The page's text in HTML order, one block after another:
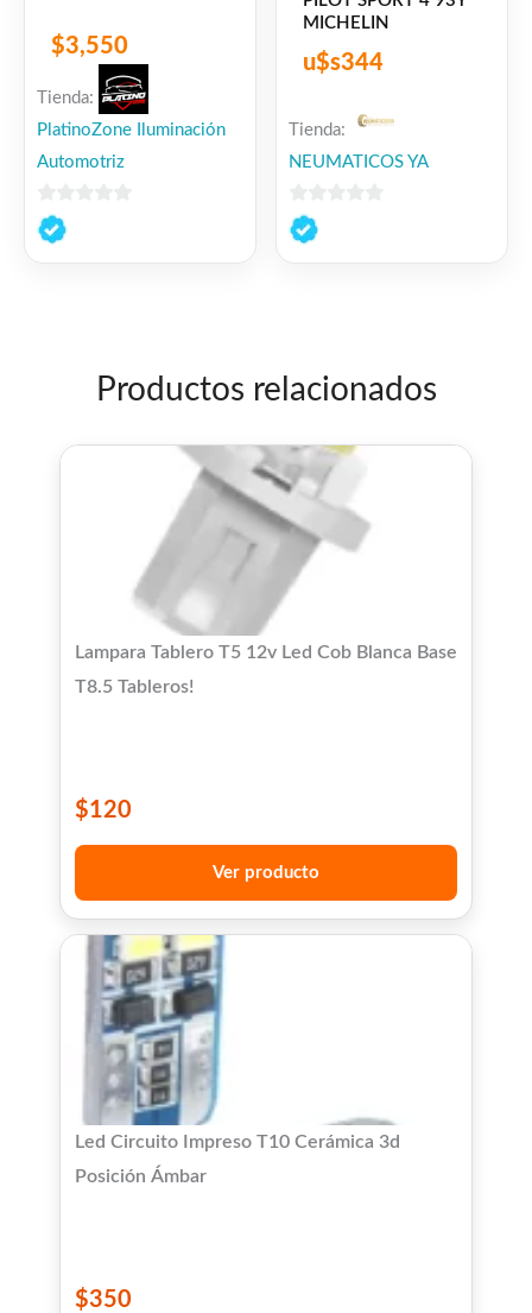
$3,550
Tienda:
PlatinoZone Iluminación
Automotriz
0
de
MICHELIN
u$s344
Tienda:
NEUMATICOS YA
0
de
Productos relacionados
Lampara Tablero T5 12v Led Cob Blanca Base
T8.5 Tableros!
$120
Ver producto
Led Circuito Impreso T10 Cerámica 3d
Posición Ámbar
$350